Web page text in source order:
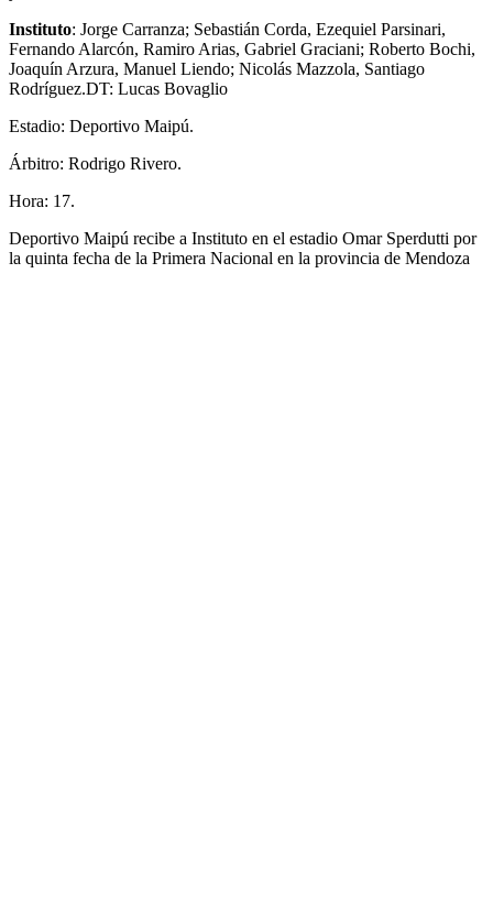
Instituto: Jorge Carranza; Sebastián Corda, Ezequiel Parsinari,
Fernando Alarcón, Ramiro Arias, Gabriel Graciani; Roberto Bochi,
Joaquín Arzura, Manuel Liendo; Nicolás Mazzola, Santiago
Rodríguez.DT: Lucas Bovaglio
Estadio: Deportivo Maipú.
Árbitro: Rodrigo Rivero.
Hora: 17.
Deportivo Maipú recibe a Instituto en el estadio Omar Sperdutti por
la quinta fecha de la Primera Nacional en la provincia de Mendoza